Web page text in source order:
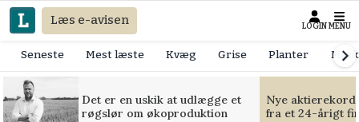
Læs e-avisen LOGIN MENU
Seneste Mest læste Kvæg Grise Planter
Det er en uskik at udlægge et
røgslør om økoproduktion
Nye
fra et 24-årigt